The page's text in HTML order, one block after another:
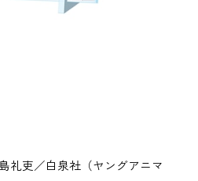
礼吏／白泉社（ヤングアニマ